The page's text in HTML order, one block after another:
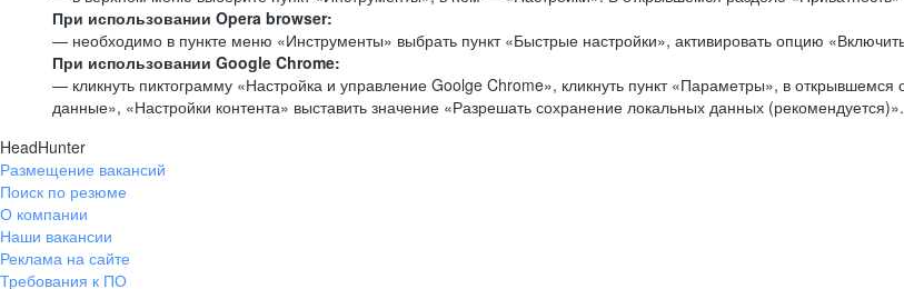
При использовании Opera browser:
— необходимо в пункте меню «Инструменты» выбрать пункт «Быстрые настройки», активировать опцию
При использовании Google Chrome:
— кликнуть пиктограмму «Настройка и управление Goolge Chrome», кликнуть пункт «Параметры», в
данные», «Настройки контента» выставить значение «Разрешать сохранение локальных данных (рекомендуется)».
HeadHunter
Размещение вакансий
Поиск по резюме
О компании
Наши вакансии
Реклама на сайте
Требования к ПО